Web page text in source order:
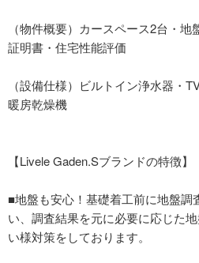
（物件概要）カースペース2台・
証明書・住宅性能評価
（設備仕様）ビルトイン浄水器・
暖房乾燥機
【Livele Gaden.Sブランドの特徴】
■地盤も安心！基礎着工前に地盤調
い、調査結果を元に必要に応じた
い様対策をしております。